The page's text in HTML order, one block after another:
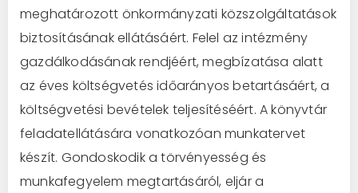
meghatározott önkormányzati közszolgáltatások
biztosításának ellátásáért. Felel az intézmény
gazdálkodásának rendjéért, megbízatása alatt
az éves költségvetés időarányos betartásáért, a
költségvetési bevételek teljesítéséért. A könyvtár
feladatellátására vonatkozóan munkatervet
készít. Gondoskodik a törvényesség és
munkafegyelem megtartásáról, eljár a